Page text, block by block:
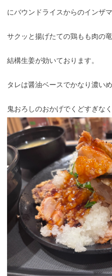
にバウンドライスからのインザ
サクッと揚げたての鶏もも肉の
結構生姜が効いております。
タレは醤油ベースでかなり濃い
鬼おろしのおかげでくどすぎな